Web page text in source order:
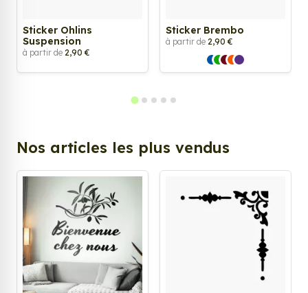
Sticker Ohlins
Suspension
à partir de 2,90 €
Sticker Brembo
à partir de 2,90 €
Nos articles les plus vendus